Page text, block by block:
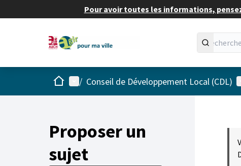
Pour avoir toutes les informations,
AccueilMenu principal
/ Conseil de Développement Local (CDL)
Proposer un
sujet